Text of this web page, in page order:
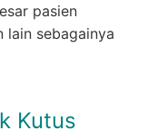
pasien
lain sebagainya
Kutus